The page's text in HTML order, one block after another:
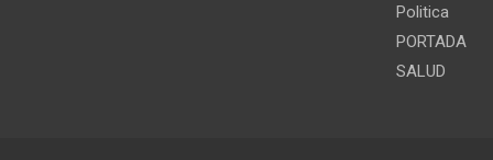
Politica
PORTADA
SALUD